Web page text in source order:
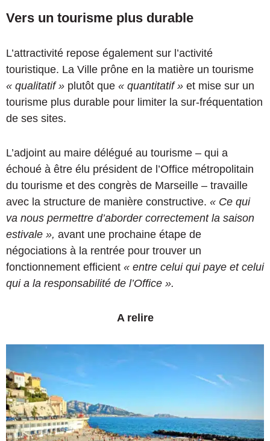
Vers un tourisme plus durable
L’attractivité repose également sur l’activité
touristique. La Ville prône en la matière un tourisme
« qualitatif » plutôt que « quantitatif » et mise sur un
tourisme plus durable pour limiter la sur-fréquentation
de ses sites.
L’adjoint au maire délégué au tourisme – qui a
échoué à être élu président de l’Office métropolitain
du tourisme et des congrès de Marseille – travaille
avec la structure de manière constructive. « Ce qui
va nous permettre d’aborder correctement la saison
estivale », avant une prochaine étape de
négociations à la rentrée pour trouver un
fonctionnement efficient « entre celui qui paye et celui
qui a la responsabilité de l’Office ».
A relire